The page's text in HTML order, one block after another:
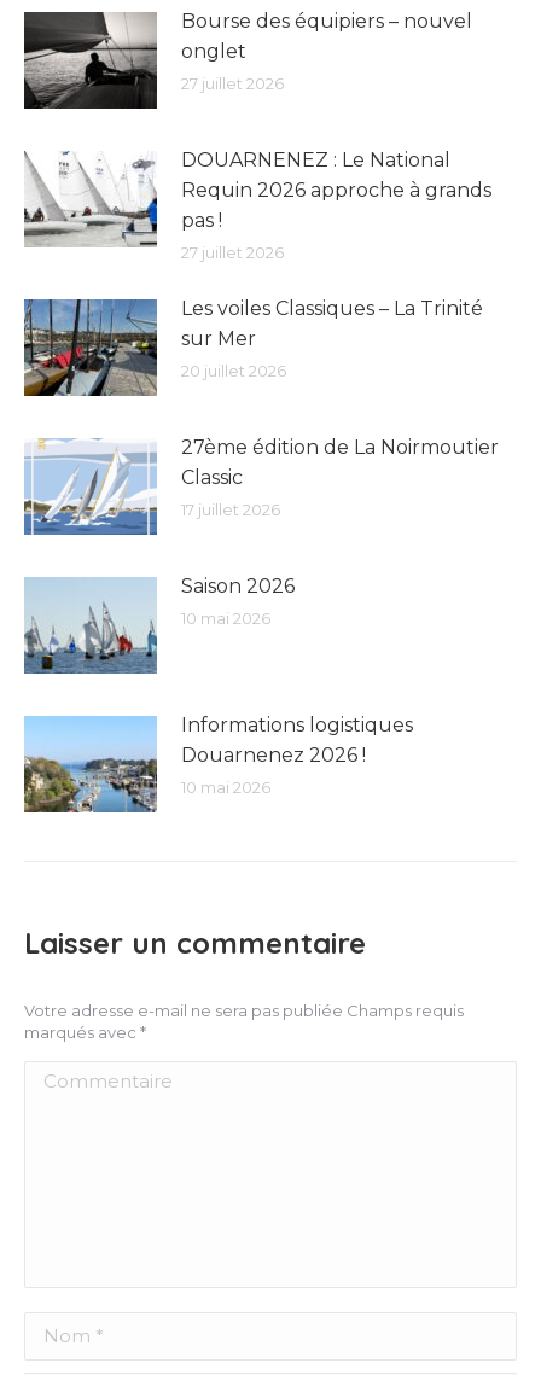
Bourse des équipiers – nouvel
onglet
27 juillet 2026
DOUARNENEZ : Le National
Requin 2026 approche à grands
pas !
27 juillet 2026
Les voiles Classiques – La Trinité
sur Mer
20 juillet 2026
27ème édition de La Noirmoutier
Classic
17 juillet 2026
Saison 2026
10 mai 2026
Informations logistiques
Douarnenez 2026 !
10 mai 2026
Laisser un commentaire
Votre adresse e-mail ne sera pas publiée Champs requis
marqués avec *
Commentaire
Nom *